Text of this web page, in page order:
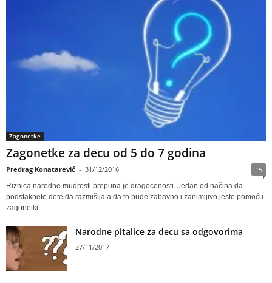
Zagonetke
Zagonetke za decu od 5 do 7 godina
Predrag Konatarević - 31/12/2016 15
Riznica narodne mudrosti prepuna je dragocenosti. Jedan od načina da
podstaknete dete da razmišlja a da to bude zabavno i zanimljivo jeste pomoću
zagonetki....
Narodne pitalice za decu sa odgovorima
27/11/2017